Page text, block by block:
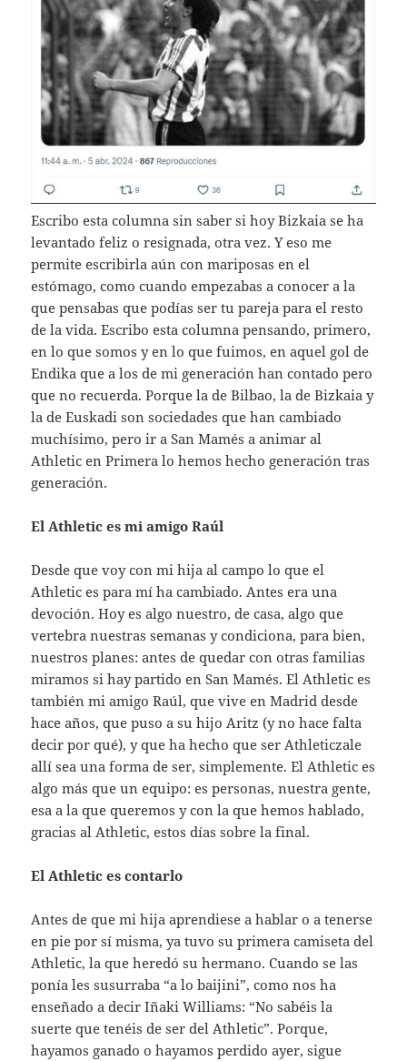
Escribo esta columna sin saber si hoy Bizkaia se ha
levantado feliz o resignada, otra vez. Y eso me
permite escribirla aún con mariposas en el
estómago, como cuando empezabas a conocer a la
que pensabas que podías ser tu pareja para el resto
de la vida. Escribo esta columna pensando, primero,
en lo que somos y en lo que fuimos, en aquel gol de
Endika que a los de mi generación han contado pero
que no recuerda. Porque la de Bilbao, la de Bizkaia y
la de Euskadi son sociedades que han cambiado
muchísimo, pero ir a San Mamés a animar al
Athletic en Primera lo hemos hecho generación tras
generación.
El Athletic es mi amigo Raúl
Desde que voy con mi hija al campo lo que el
Athletic es para mí ha cambiado. Antes era una
devoción. Hoy es algo nuestro, de casa, algo que
vertebra nuestras semanas y condiciona, para bien,
nuestros planes: antes de quedar con otras familias
miramos si hay partido en San Mamés. El Athletic es
también mi amigo Raúl, que vive en Madrid desde
hace años, que puso a su hijo Aritz (y no hace falta
decir por qué), y que ha hecho que ser Athleticzale
allí sea una forma de ser, simplemente. El Athletic es
algo más que un equipo: es personas, nuestra gente,
esa a la que queremos y con la que hemos hablado,
gracias al Athletic, estos días sobre la final.
El Athletic es contarlo
Antes de que mi hija aprendiese a hablar o a tenerse
en pie por sí misma, ya tuvo su primera camiseta del
Athletic, la que heredó su hermano. Cuando se las
ponía les susurraba “a lo baijini”, como nos ha
enseñado a decir Iñaki Williams: “No sabéis la
suerte que tenéis de ser del Athletic”. Porque,
hayamos ganado o hayamos perdido ayer, sigue